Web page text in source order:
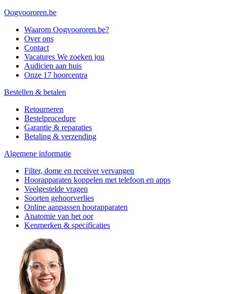
Oogvoororen.be
Waarom Oogvoororen.be?
Over ons
Contact
Vacatures We zoeken jou
Audicien aan huis
Onze 17 hoorcentra
Bestellen & betalen
Retourneren
Bestelprocedure
Garantie & reparaties
Betaling & verzending
Algemene informatie
Filter, dome en receiver vervangen
Hoorapparaten koppelen met telefoon en apps
Veelgestelde vragen
Soorten gehoorverlies
Online aanpassen hoorapparaten
Anatomie van het oor
Kenmerken & specificaties